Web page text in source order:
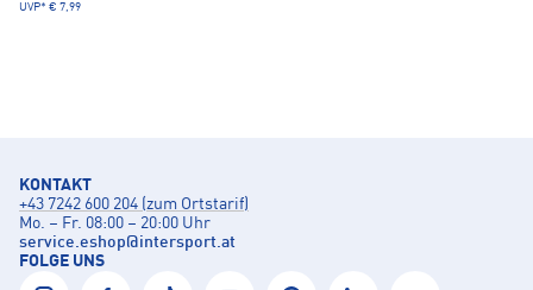
UVP* € 7,99
KONTAKT
+43 7242 600 204 (zum Ortstarif)
Mo. – Fr. 08:00 – 20:00 Uhr
service.eshop@intersport.at
FOLGE UNS